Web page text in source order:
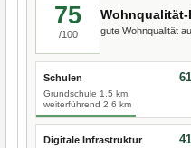
75
/100
Wohnqualität-
gute Wohnqualität
Schulen
Grundschule 1,5 km,
weiterführend 2,6 km
61
Digitale Infrastruktur 41